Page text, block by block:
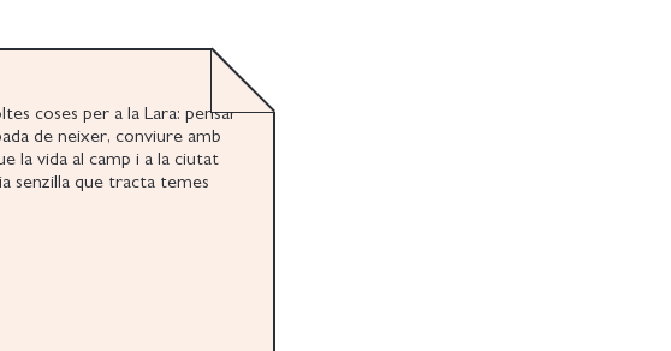
coses per a la Lara: pensar
de neixer, conviure amb
la vida al camp i a la ciutat
senzilla que tracta temes